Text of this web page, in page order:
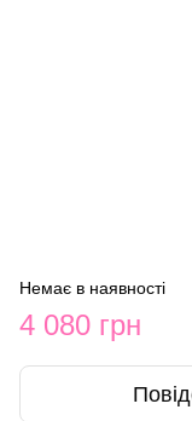
Немає в наявності
4 080 грн